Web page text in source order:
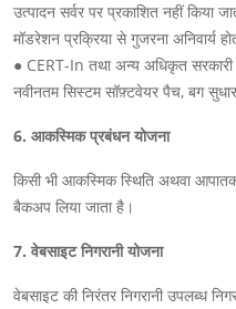
उत्पादन सर्वर पर प्रकाशित नहीं किया
मॉडरेशन प्रक्रिया से गुजरना अनिवार्य
● CERT-In तथा अन्य अधिकृत सरकारी
नवीनतम सिस्टम सॉफ़्टवेयर पैच, बग
6. आकस्मिक प्रबंधन योजना
किसी भी आकस्मिक स्थिति अथवा
बैकअप लिया जाता है।
7. वेबसाइट निगरानी योजना
वेबसाइट की निरंतर निगरानी उपलब्ध